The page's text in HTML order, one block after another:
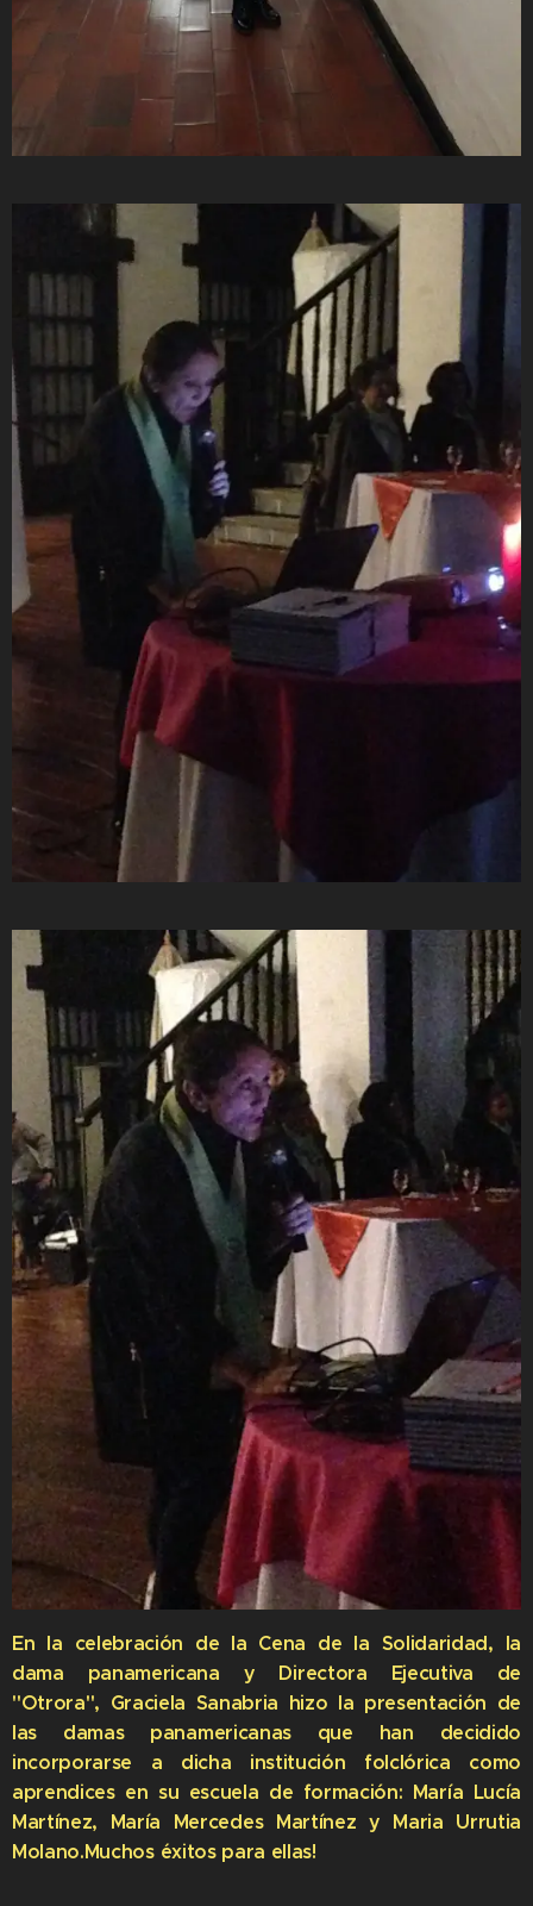
En la celebración de la Cena de la Solidaridad, la
dama panamericana y Directora Ejecutiva de
"Otrora", Graciela Sanabria hizo la presentación de
las damas panamericanas que han decidido
incorporarse a dicha institución folclórica como
aprendices en su escuela de formación: María Lucía
Martínez, María Mercedes Martínez y Maria Urrutia
Molano.Muchos éxitos para ellas!